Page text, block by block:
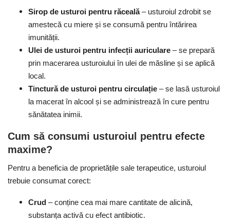
Sirop de usturoi pentru răceală– usturoiul zdrobit se
amestecă cu miere și se consumă pentru întărirea
imunității.
Ulei de usturoi pentru infecții auriculare –se prepară
prin macerarea usturoiului în ulei de măsline și se aplică
local.
Tinctură de usturoi pentru circulație –se lasă usturoiul
la macerat în alcool și se administrează în cure pentru
sănătatea inimii.
Cum să consumi usturoiul pentru efecte
maxime?
Pentru a beneficia de proprietățile sale terapeutice, usturoiul
trebuie consumat corect:
Crud –conține cea mai mare cantitate de alicină,
substanța activă cu efect antibiotic.